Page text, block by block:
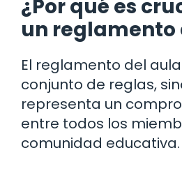
¿Por qué es
un reglamento
El reglamento del
conjunto de reglas,
representa un
entre todos los
comunidad educativa.